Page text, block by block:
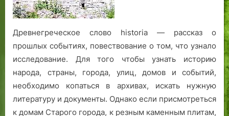
Древнегреческое слово historia — рассказ о
прошлых событиях, повествование о том, что узнало
исследование. Для того чтобы узнать историю
народа, страны, города, улиц, домов и событий,
необходимо копаться в архивах, искать нужную
литературу и документы. Однако если присмотреться
к домам Старого города, к резным каменным плитам,